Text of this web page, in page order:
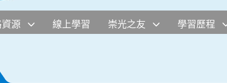
源 線上學習 崇光之友 學習歷程